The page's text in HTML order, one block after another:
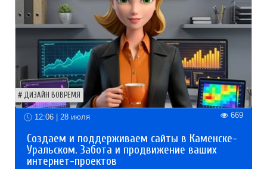
ДИЗАЙН ВОВРЕМЯ
12:06 | 28 июля 669
Создаем и поддерживаем сайты в Каменске-
Уральском. Забота и продвижение ваших
интернет-проектов